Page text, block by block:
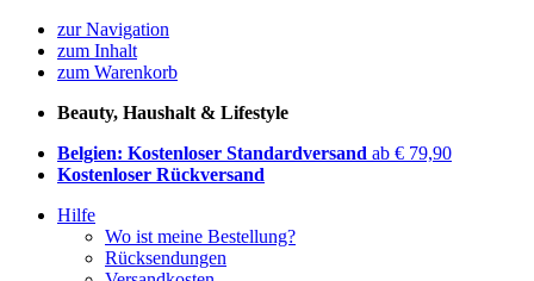
zur Navigation
zum Inhalt
zum Warenkorb
Beauty, Haushalt & Lifestyle
Belgien: Kostenloser Standardversand ab € 79,90
Kostenloser Rückversand
Hilfe
Wo ist meine Bestellung?
Rücksendungen